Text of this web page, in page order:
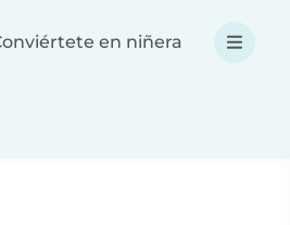
en niñera